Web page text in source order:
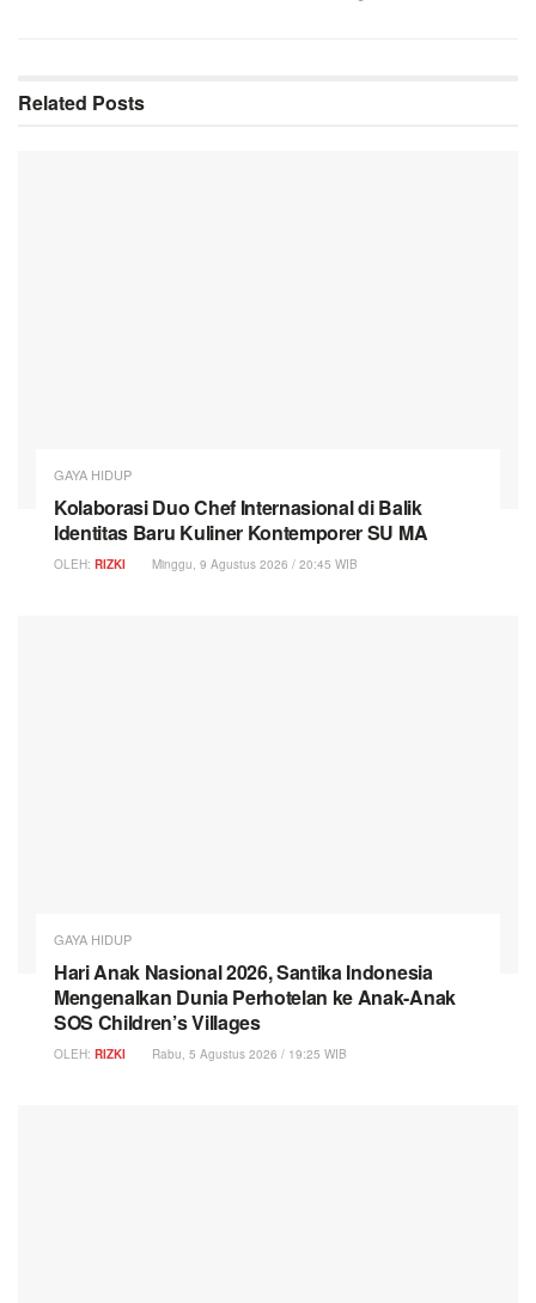
Related Posts
GAYA HIDUP
Kolaborasi Duo Chef Internasional di Balik
Identitas Baru Kuliner Kontemporer SU MA
OLEH: RIZKI Minggu, 9 Agustus 2026 / 20:45 WIB
GAYA HIDUP
Hari Anak Nasional 2026, Santika Indonesia
Mengenalkan Dunia Perhotelan ke Anak-Anak
SOS Children’s Villages
OLEH: RIZKI Rabu, 5 Agustus 2026 / 19:25 WIB